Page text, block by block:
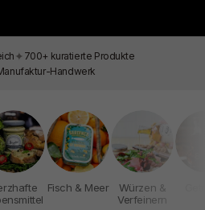
✦ 700+ kuratierte Produkte
Handwerk
Fisch & Meer
Würzen &
Verfeinern